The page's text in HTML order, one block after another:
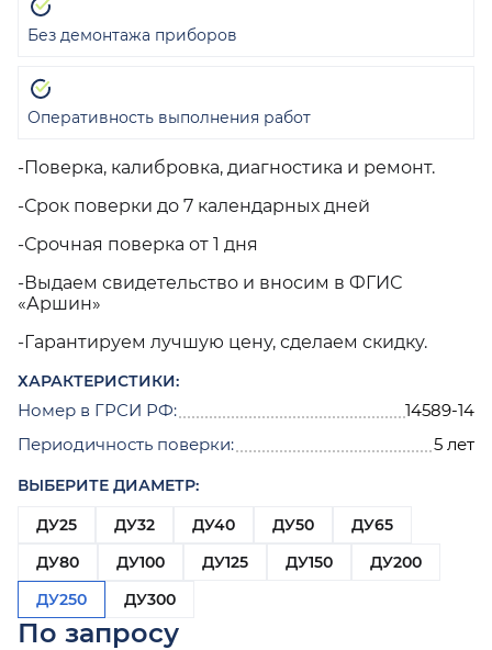
-Поверка, калибровка, диагностика и ремонт.
-Срок поверки до 7 календарных дней
-Срочная поверка от 1 дня
-Выдаем свидетельство и вносим в ФГИС
«Аршин»
-Гарантируем лучшую цену, сделаем скидку.
ХАРАКТЕРИСТИКИ:
Номер в ГРСИ РФ:
14589-14
Периодичность поверки:
5 лет
ВЫБЕРИТЕ ДИАМЕТР:
ДУ25
ДУ32 ДУ40 ДУ50
ДУ65
ДУ80
ДУ100 ДУ125 ДУ150
ДУ200
ДУ250
ДУ300
По запросу
Без демонтажа приборов
Оперативность выполнения работ